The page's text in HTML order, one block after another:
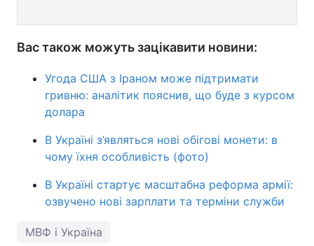
Вас також можуть зацікавити новини:
Угода США з Іраном може підтримати
гривню: аналітик пояснив, що буде з курсом
долара
В Україні з’являться нові обігові монети: в
чому їхня особливість (фото)
В Україні стартує масштабна реформа армії:
озвучено нові зарплати та терміни служби
МВФ і Україна